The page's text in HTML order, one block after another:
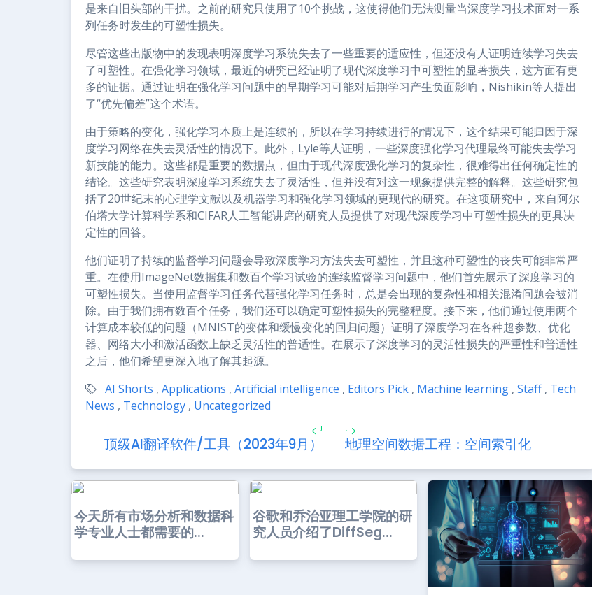
是来自旧头部的干扰。之前的研究只使用了10个挑战，这使得他们无法测量当深度学习技术面对一系
列任务时发生的可塑性损失。
尽管这些出版物中的发现表明深度学习系统失去了一些重要的适应性，但还没有人证明连续学习失去
了可塑性。在强化学习领域，最近的研究已经证明了现代深度学习中可塑性的显著损失，这方面有更
多的证据。通过证明在强化学习问题中的早期学习可能对后期学习产生负面影响，Nishikin等人提出
了“优先偏差”这个术语。
由于策略的变化，强化学习本质上是连续的，所以在学习持续进行的情况下，这个结果可能归因于深
度学习网络在失去灵活性的情况下。此外，Lyle等人证明，一些深度强化学习代理最终可能失去学习
新技能的能力。这些都是重要的数据点，但由于现代深度强化学习的复杂性，很难得出任何确定性的
结论。这些研究表明深度学习系统失去了灵活性，但并没有对这一现象提供完整的解释。这些研究包
括了20世纪末的心理学文献以及机器学习和强化学习领域的更现代的研究。在这项研究中，来自阿尔
伯塔大学计算科学系和CIFAR人工智能讲席的研究人员提供了对现代深度学习中可塑性损失的更具决
定性的回答。
他们证明了持续的监督学习问题会导致深度学习方法失去可塑性，并且这种可塑性的丧失可能非常严
重。在使用ImageNet数据集和数百个学习试验的连续监督学习问题中，他们首先展示了深度学习的
可塑性损失。当使用监督学习任务代替强化学习任务时，总是会出现的复杂性和相关混淆问题会被消
除。由于我们拥有数百个任务，我们还可以确定可塑性损失的完整程度。接下来，他们通过使用两个
计算成本较低的问题（MNIST的变体和缓慢变化的回归问题）证明了深度学习在各种超参数、优化
器、网络大小和激活函数上缺乏灵活性的普适性。在展示了深度学习的灵活性损失的严重性和普适性
之后，他们希望更深入地了解其起源。
AI Shorts , Applications , Artificial intelligence , Editors Pick , Machine learning , Staff , Tech
News , Technology , Uncategorized
顶级AI翻译软件/工具（2023年9月） 地理空间数据工程：空间索引化
今天所有市场分析和数据科
学专业人士都需要的...
谷歌和乔治亚理工学院的研
究人员介绍了DiffSeg...